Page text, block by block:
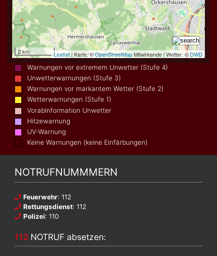
Warnungen vor extremem Unwetter (Stufe 4)
Unwetterwarnungen (Stufe 3)
Warnungen vor markantem Wetter (Stufe 2)
Wetterwarnungen (Stufe 1)
Vorabinformation Unwetter
Hitzewarnung
UV-Warnung
Keine Warnungen (keine Einfärbungen)
NOTRUFNUMMMERN
Feuerwehr: 112
Rettungsdienst: 112
Polizei: 110
112 NOTRUF absetzen: